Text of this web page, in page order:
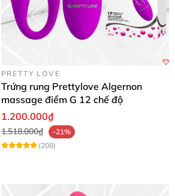
PRETTY LOVE
Trứng rung Prettylove Algernon
massage điểm G 12 chế độ
1.200.000₫
1.518.000₫
-21%
(208)